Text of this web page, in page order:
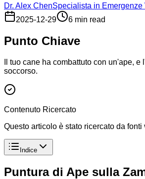
Dr. Alex ChenSpecialista in Emergenze
2025-12-29
6 min read
Punto Chiave
Il tuo cane ha combattuto con un'ape,
soccorso.
Contenuto Ricercato
Questo articolo è stato ricercato da
Indice
Puntura di Ape sulla